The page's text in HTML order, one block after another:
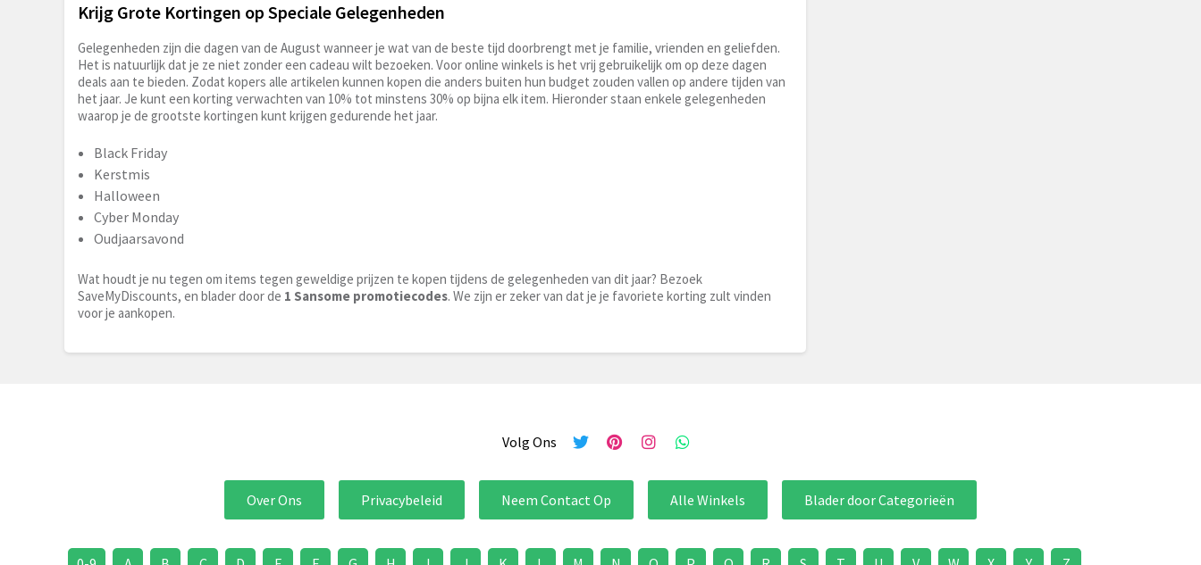
Krijg Grote Kortingen op Speciale Gelegenheden
Gelegenheden zijn die dagen van de August wanneer je wat van de beste tijd doorbrengt met je familie, vrienden en geliefden.
Het is natuurlijk dat je ze niet zonder een cadeau wilt bezoeken. Voor online winkels is het vrij gebruikelijk om op deze dagen
deals aan te bieden. Zodat kopers alle artikelen kunnen kopen die anders buiten hun budget zouden vallen op andere tijden van
het jaar. Je kunt een korting verwachten van 10% tot minstens 30% op bijna elk item. Hieronder staan enkele gelegenheden
waarop je de grootste kortingen kunt krijgen gedurende het jaar.
Black Friday
Kerstmis
Halloween
Cyber Monday
Oudjaarsavond
Wat houdt je nu tegen om items tegen geweldige prijzen te kopen tijdens de gelegenheden van dit jaar? Bezoek
SaveMyDiscounts, en blader door de 1 Sansome promotiecodes. We zijn er zeker van dat je je favoriete korting zult vinden
voor je aankopen.
Volg Ons
Over Ons Privacybeleid Neem Contact Op Alle Winkels Blader door Categorieën